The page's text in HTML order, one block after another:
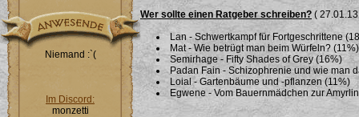
Niemand :`(
Im Discord:
monzetti
Wer sollte einen Ratgeber schreiben? (
Lan - Schwertkampf für Fortgeschrittene
Mat - Wie betrügt man beim Würfeln? (11%)
Semirhage - Fifty Shades of Grey (16%)
Padan Fain - Schizophrenie und wie man
Loial - Gartenbäume und -pflanzen (11%)
Egwene - Vom Bauernmädchen zur